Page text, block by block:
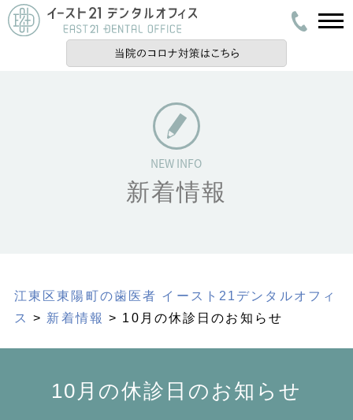
新着情報
江東区東陽町の歯医者 イースト21デンタルオフィ
ス
> 新着情報 > 10月の休診日のお知らせ
10月の休診日のお知らせ